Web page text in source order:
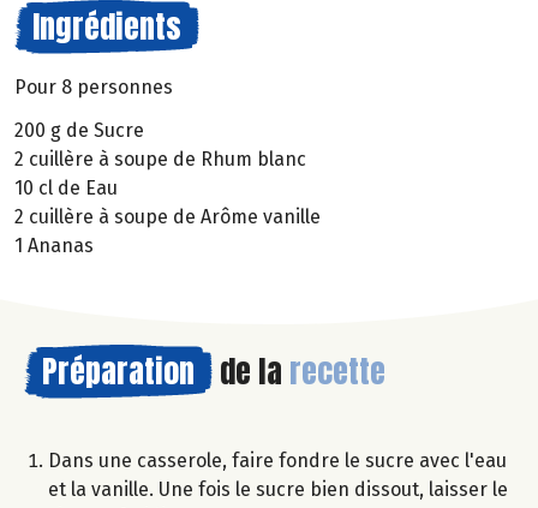
Ingrédients
Pour 8 personnes
200 g de Sucre
2 cuillère à soupe de Rhum blanc
10 cl de Eau
2 cuillère à soupe de Arôme vanille
1 Ananas
Préparation de la recette
Dans une casserole, faire fondre le sucre avec l'eau
et la vanille. Une fois le sucre bien dissout, laisser le